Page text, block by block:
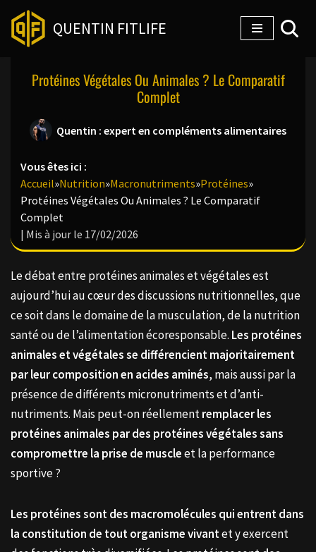
Aller
contenu
QUENTIN FITLIFE
Protéines Végétales Ou Animales ? Le Comparatif
Complet
Quentin : expert en compléments alimentaires
Vous êtes ici :
Accueil»Nutrition»Macronutriments»Protéines»
Protéines Végétales Ou Animales ? Le Comparatif
Complet
| Mis à jour le 17/02/2026
Le débat entre protéines animales et végétales est
aujourd’hui au cœur des discussions nutritionnelles, que
ce soit dans le domaine de la musculation, de la nutrition
santé ou de l’alimentation écoresponsable. Les protéines
animales et végétales se différencient majoritairement
par leur composition en acides aminés, mais aussi par la
présence de différents micronutriments et d’anti-
nutriments. Mais peut-on réellementremplacer les
protéines animales par des protéines végétales sans
compromettre la prise de muscleet la performance
sportive ?
Les protéines sont des macromolécules qui entrent dans
la constitution de tout organisme vivantet y exercent